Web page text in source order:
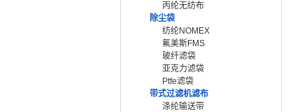
丙纶无纺布
除尘袋
纺纶NOMEX
氟美斯FMS
玻纤滤袋
亚克力滤袋
Ptfe滤袋
带式过滤机滤布
涤纶输送带